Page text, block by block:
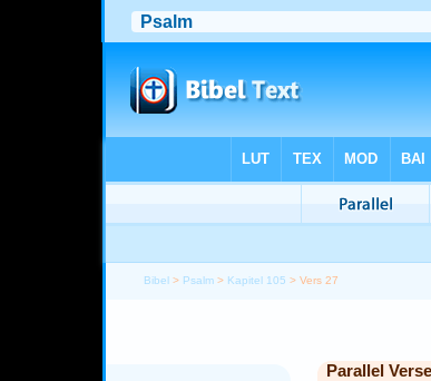
Bibel > Psalm > Kapitel 105 > Vers 27
Parallel Verse